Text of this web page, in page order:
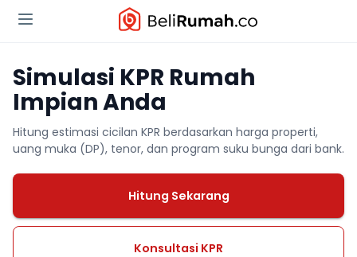
Simulasi KPR Rumah
Impian Anda
Hitung estimasi cicilan KPR berdasarkan harga properti,
uang muka (DP), tenor, dan program suku bunga dari bank.
Hitung Sekarang
Konsultasi KPR